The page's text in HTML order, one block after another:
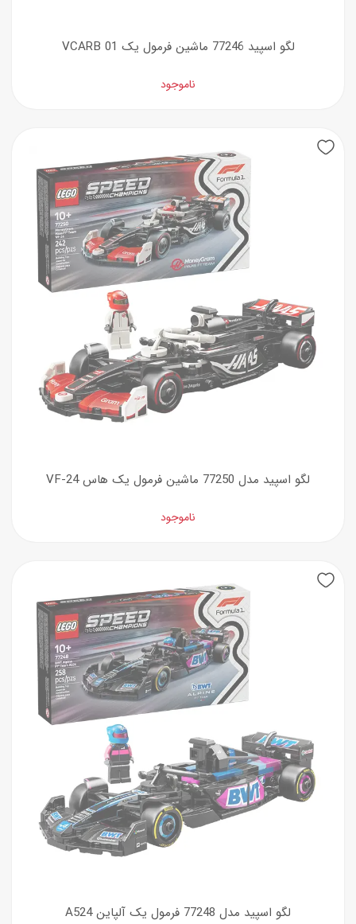
لگو اسپید 77246 ماشین فرمول یک VCARB 01
ناموجود
لگو اسپید مدل 77250 ماشین فرمول یک هاس VF-24
ناموجود
لگو اسپید مدل 77248 فرمول یک آلپاین A524